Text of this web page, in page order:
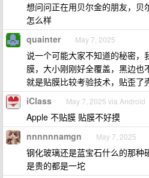
想问问正在用贝尔金的朋友，贝
怎么样
quainter May 7, 2025
说一个可能大家不知道的秘密
膜，大小刚刚好全覆盖，黑边也
就是贴膜比较考验技术，贴歪了
iClass May 7, 2025 via Android
Apple 不贴膜 贴膜不好摸
nnnnnnamgn May 7, 2025
钢化玻璃还是蓝宝石什么的那种
是贵的都是一坨